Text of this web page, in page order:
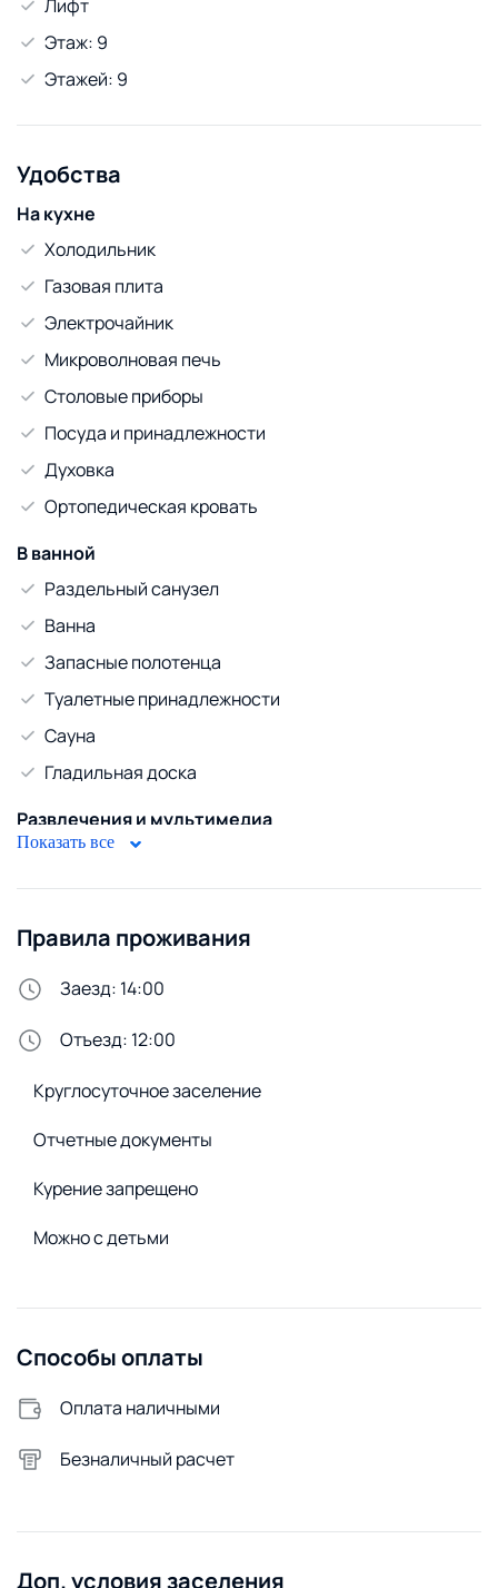
Лифт
Этаж: 9
Этажей: 9
Удобства
На кухне
Холодильник
Газовая плита
Электрочайник
Микроволновая печь
Столовые приборы
Посуда и принадлежности
Духовка
Ортопедическая кровать
В ванной
Раздельный санузел
Ванна
Запасные полотенца
Туалетные принадлежности
Сауна
Гладильная доска
Развлечения и мультимедиа
Телевизор
WiFi
Диван
Безопасность
Бронированная дверь
Стирка и белье
Утюг
Сушилка для белья
Стиральная машина
Видеонаблюдение
Показать все
Правила проживания
Заезд: 14:00
Отъезд: 12:00
Круглосуточное заселение
Отчетные документы
Курение запрещено
Можно с детьми
Способы оплаты
Оплата наличными
Безналичный расчет
Доп. условия заселения